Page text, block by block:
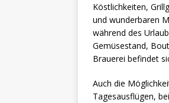
Köstlichkeiten,
und wunderbaren
während des
Gemüsestand,
Brauerei befindet
Auch die
Tagesausflügen,